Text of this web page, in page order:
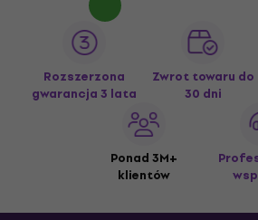
Rozszerzona
gwarancja 3 lata
Zwrot towaru do
30 dni
Ponad 3M+
klientów